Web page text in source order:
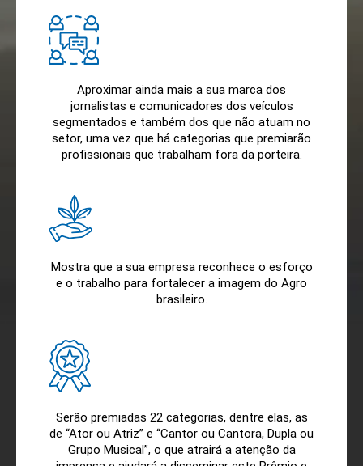
Aproximar ainda mais a sua marca dos
jornalistas e comunicadores dos veículos
segmentados e também dos que não atuam no
setor, uma vez que há categorias que premiarão
profissionais que trabalham fora da porteira.
Mostra que a sua empresa reconhece o esforço
e o trabalho para fortalecer a imagem do Agro
brasileiro.
Serão premiadas 22 categorias, dentre elas, as
de “Ator ou Atriz” e “Cantor ou Cantora, Dupla ou
Grupo Musical”, o que atrairá a atenção da